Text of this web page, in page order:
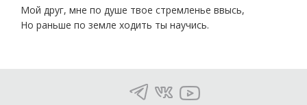
Мой друг, мне по душе твое стремленье ввысь,
Но раньше по земле ходить ты научись.